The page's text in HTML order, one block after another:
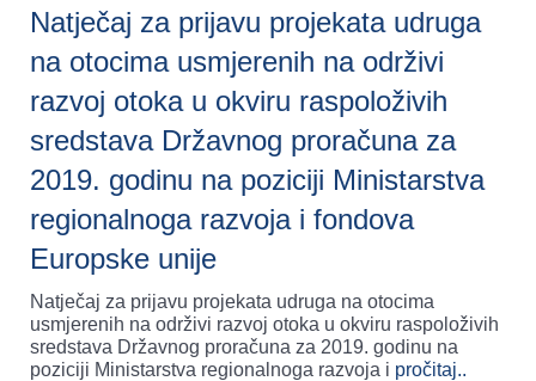
Natječaj za prijavu projekata udruga
na otocima usmjerenih na održivi
razvoj otoka u okviru raspoloživih
sredstava Državnog proračuna za
2019. godinu na poziciji Ministarstva
regionalnoga razvoja i fondova
Europske unije
Natječaj za prijavu projekata udruga na otocima
usmjerenih na održivi razvoj otoka u okviru raspoloživih
sredstava Državnog proračuna za 2019. godinu na
poziciji Ministarstva regionalnoga razvoja i pročitaj..